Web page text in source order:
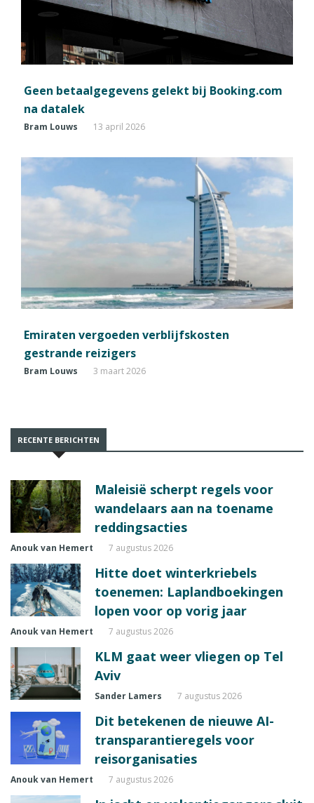
Geen betaalgegevens gelekt bij Booking.com
na datalek
Bram Louws 13 april 2026
Emiraten vergoeden verblijfskosten
gestrande reizigers
Bram Louws 3 maart 2026
RECENTE BERICHTEN
Maleisië scherpt regels voor
wandelaars aan na toename
reddingsacties
Anouk van Hemert 7 augustus 2026
Hitte doet winterkriebels
toenemen: Laplandboekingen
lopen voor op vorig jaar
Anouk van Hemert 7 augustus 2026
KLM gaat weer vliegen op Tel
Aviv
Sander Lamers 7 augustus 2026
Dit betekenen de nieuwe AI-
transparantieregels voor
reisorganisaties
Anouk van Hemert 7 augustus 2026